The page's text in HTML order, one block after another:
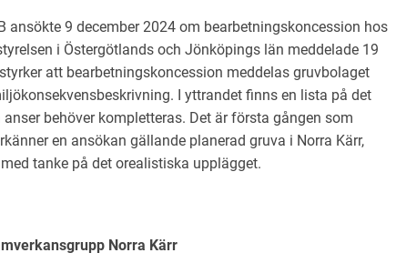
ansökte 9 december 2024 om bearbetningskoncession hos
i Östergötlands och Jönköpings län meddelade 19
att bearbetningskoncession meddelas gruvbolaget
I yttrandet finns en lista på det
behöver kompletteras. Det är första gången som
en ansökan gällande planerad gruva i Norra Kärr,
tanke på det orealistiska upplägget.
Norra Kärr